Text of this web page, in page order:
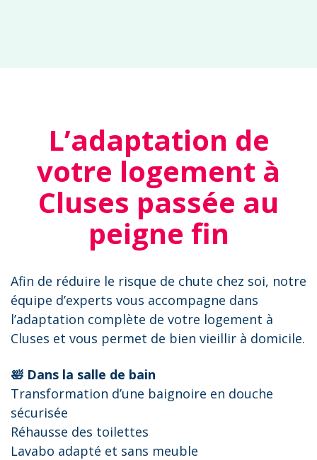
L’adaptation de
votre logement à
Cluses passée au
peigne fin
Afin de réduire le risque de chute chez soi, notre
équipe d’experts vous accompagne dans
l’adaptation complète de votre logement à
Cluses et vous permet de bien vieillir à domicile.
🛀 Dans la salle de bain
Transformation d’une baignoire en douche
sécurisée
Réhausse des toilettes
Lavabo adapté et sans meuble